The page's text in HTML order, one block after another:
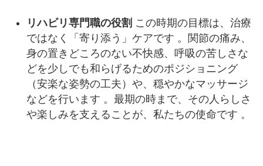
リハビリ専門職の役割 この時期の目標は、治療
ではなく「寄り添う」ケアです 。関節の痛み、
身の置きどころのない不快感、呼吸の苦しさな
どを少しでも和らげるためのポジショニング
（安楽な姿勢の工夫）や、穏やかなマッサージ
などを行います 。最期の時まで、その人らしさ
や楽しみを支えることが、私たちの使命です 。